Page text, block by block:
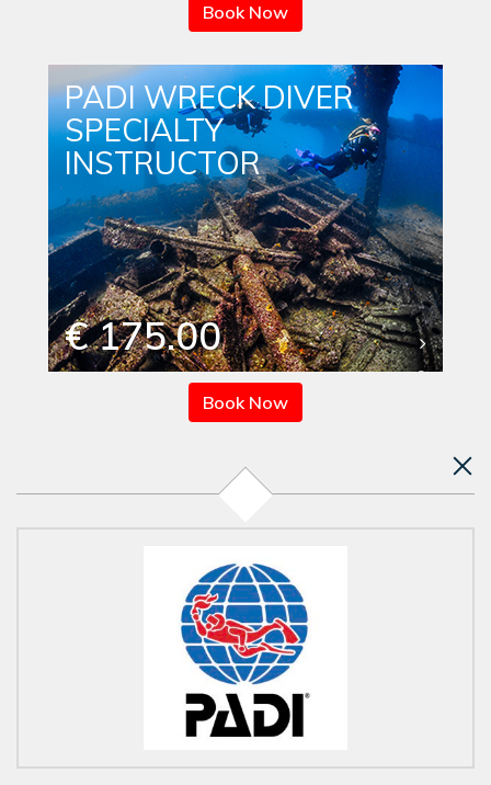
Book Now
PADI WRECK DIVER
SPECIALTY
INSTRUCTOR
€ 175.00
Book Now